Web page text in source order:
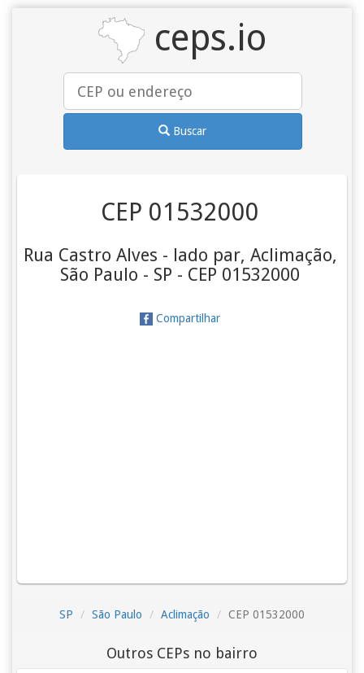
ceps.io
Buscar
CEP 01532000
Rua Castro Alves - lado par, Aclimação,
São Paulo - SP - CEP 01532000
Compartilhar
SP São Paulo Aclimação CEP 01532000
Outros CEPs no bairro